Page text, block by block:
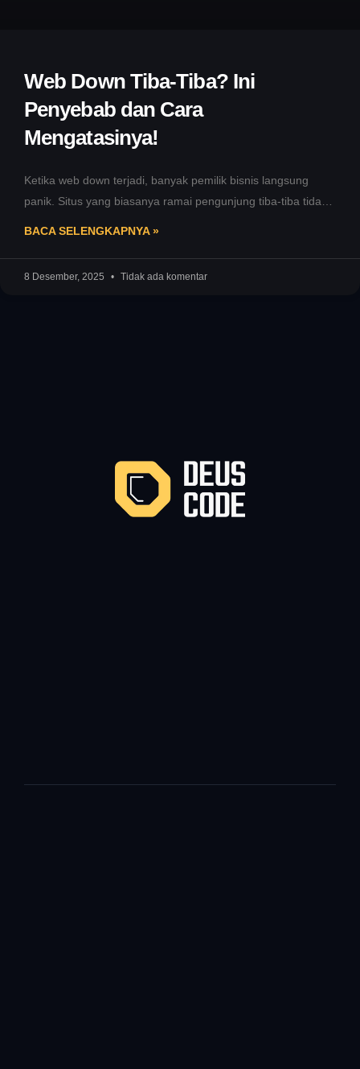
Web Down Tiba-Tiba? Ini
Penyebab dan Cara
Mengatasinya!
Ketika web down terjadi, banyak pemilik bisnis langsung
panik. Situs yang biasanya ramai pengunjung tiba-tiba tidak
BACA SELENGKAPNYA »
8 Desember, 2025 Tidak ada komentar